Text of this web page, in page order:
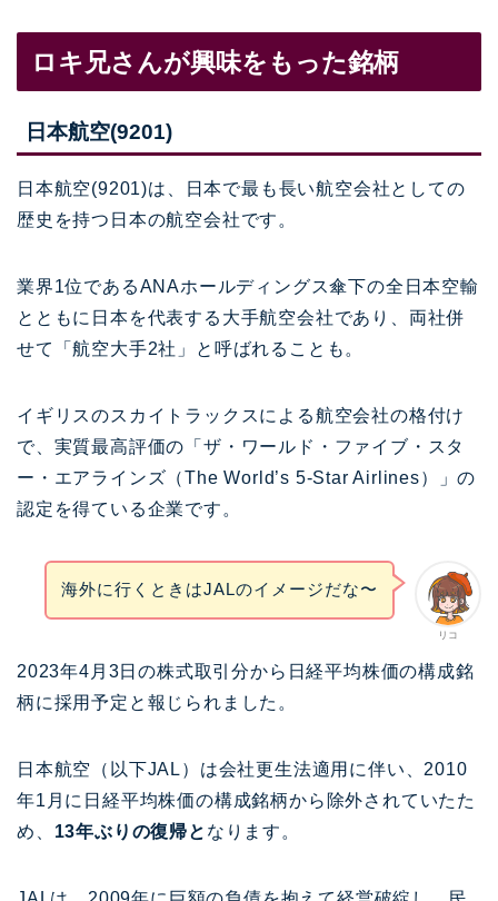
ロキ兄さんが興味をもった銘柄
日本航空(9201)
日本航空(9201)は、日本で最も長い航空会社としての
歴史を持つ日本の航空会社です。
業界1位であるANAホールディングス傘下の全日本空輸
とともに日本を代表する大手航空会社であり、両社併
せて「航空大手2社」と呼ばれることも。
イギリスのスカイトラックスによる航空会社の格付け
で、実質最高評価の「ザ・ワールド・ファイブ・スタ
ー・エアラインズ（The World’s 5-Star Airlines）」の
認定を得ている企業です。
リコ
海外に行くときはJALのイメージだな〜
2023年4月3日の株式取引分から日経平均株価の構成銘
柄に採用予定と報じられました。
日本航空（以下JAL）は会社更生法適用に伴い、2010
年1月に日経平均株価の構成銘柄から除外されていたた
め、 13年ぶりの復帰と なります。